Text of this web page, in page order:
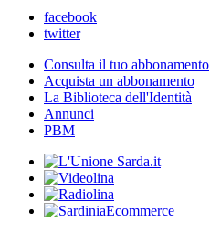
facebook
twitter
Consulta il tuo abbonamento
Acquista un abbonamento
La Biblioteca dell'Identità
Annunci
PBM